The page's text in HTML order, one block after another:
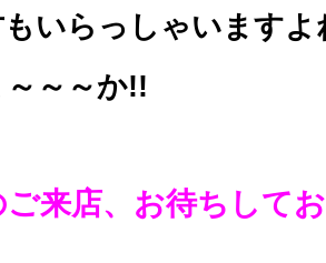
いらっしゃいます
～～～か!!
店、お待ちしてお